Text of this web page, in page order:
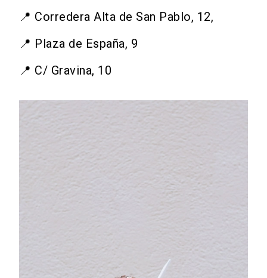
📍 Corredera Alta de San Pablo, 12,
📍 Plaza de España, 9
📍 C/ Gravina, 10